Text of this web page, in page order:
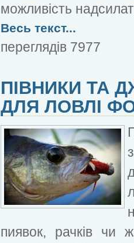
можливість
Весь текст...
переглядів 7977
ПІВНИКИ ТА
ДЛЯ ЛОВЛІ
пиявок, рачків чи